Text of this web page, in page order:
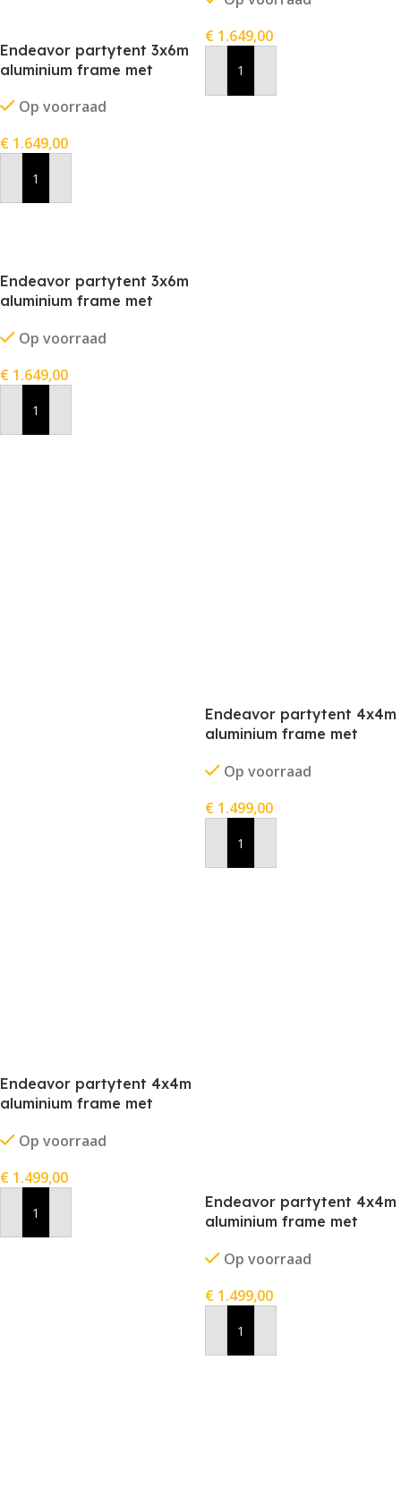
Endeavor partytent 3x6m
aluminium frame met
Op voorraad
€ 1.649,00
In Winkelwagen
€ 1.649,00
In Winkelwagen
Endeavor partytent 3x6m
aluminium frame met
Op voorraad
€ 1.649,00
In Winkelwagen
Endeavor partytent 4x4m
aluminium frame met
Op voorraad
€ 1.499,00
In Winkelwagen
Endeavor partytent 4x4m
aluminium frame met
Op voorraad
€ 1.499,00
In Winkelwagen
Endeavor partytent 4x4m
aluminium frame met
Op voorraad
€ 1.499,00
In Winkelwagen